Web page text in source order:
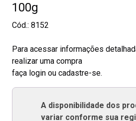
100g
Cód.: 8152
Para acessar informações
realizar uma compra
faça login ou cadastre-se.
A disponibilidade dos
variar conforme sua